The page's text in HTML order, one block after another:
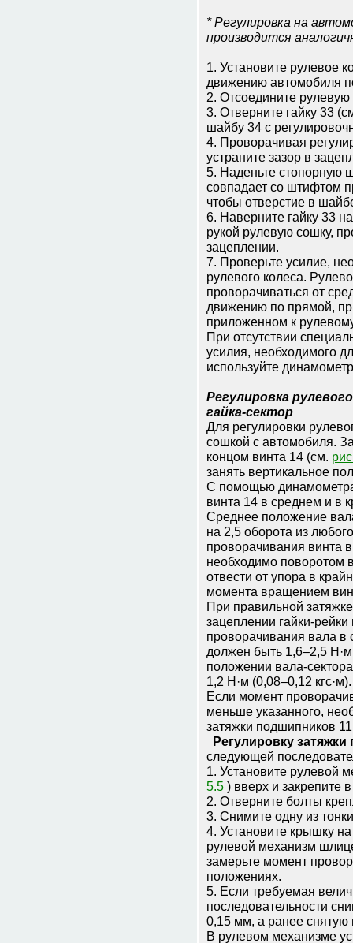
* Регулировка на
производится
1. Установите рулевое
движению автомобиля
2. Отсоедините рулевую
3. Отверните гайку 33
шайбу 34 с
4. Проворачивая
устраните зазор в
5. Наденьте стопорную
совпадает со штифтом
чтобы отверстие в
6. Наверните гайку 33
рукой рулевую сошку,
зацеплении.
7. Проверьте усилие,
рулевого колеса.
проворачиваться от
движению по прямой,
приложенном к
При отсутствии
усилия, необходимого
используйте
Регулировка
гайка-сектор
Для регулировки
сошкой с автомобиля.
концом винта 14 (см.
занять вертикальное
С помощью
винта 14 в среднем и в
Среднее положение
на 2,5 оборота из
проворачивания винта
необходимо поворотом
отвести от упора в
момента вращением
При правильной
зацеплении гайки-
проворачивания вала в
должен быть 1,6–2,5
положении вала-
1,2 Н·м (0,08–0,12 кгс·м).
Если момент
меньше указанного,
затяжки подшипников
Регулировку
следующей
1. Установите рулевой
5.5 ) вверх и закрепите
2. Отверните болты
3. Снимите одну из
4. Установите крышку
рулевой механизм
замерьте момент
положениях.
5. Если требуемая
последовательности
0,15 мм, а ранее снятую
В рулевом механизме